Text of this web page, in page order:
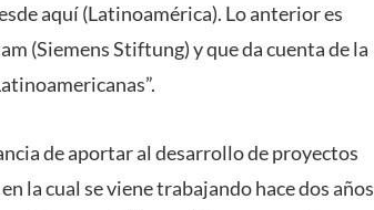
aquí (Latinoamérica). Lo anterior es
(Siemens Stiftung) y que da cuenta de la
de aportar al desarrollo de proyectos
la cual se viene trabajando hace dos años